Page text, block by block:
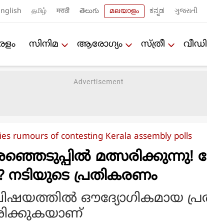
தமிழ் मराठी తెలుగు മലയാളം ಕನ್ನಡ ગુજરાતી
സിനിമ ആരോഗ്യം സ്ത്രീ
rumours of contesting Kerala assembly polls
മത്സരിക്കുന്നു!
പ്രതികരണം
ഔദ്യോ​ഗികമായ